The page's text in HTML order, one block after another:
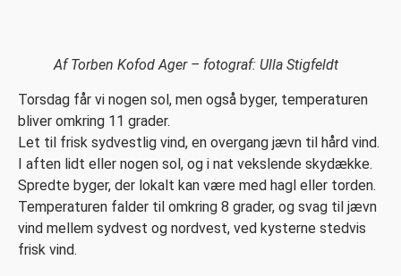
Af Torben Kofod Ager – fotograf: Ulla Stigfeldt
Torsdag får vi nogen sol, men også byger, temperaturen
bliver omkring 11 grader.
Let til frisk sydvestlig vind, en overgang jævn til hård vind.
I aften lidt eller nogen sol, og i nat vekslende skydække.
Spredte byger, der lokalt kan være med hagl eller torden.
Temperaturen falder til omkring 8 grader, og svag til jævn
vind mellem sydvest og nordvest, ved kysterne stedvis
frisk vind.